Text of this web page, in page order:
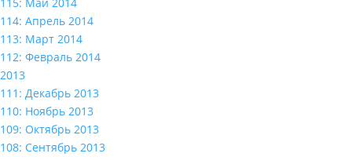
114: Апрель 2014
113: Март 2014
112: Февраль 2014
2013
111: Декабрь 2013
110: Ноябрь 2013
109: Октябрь 2013
108: Сентябрь 2013